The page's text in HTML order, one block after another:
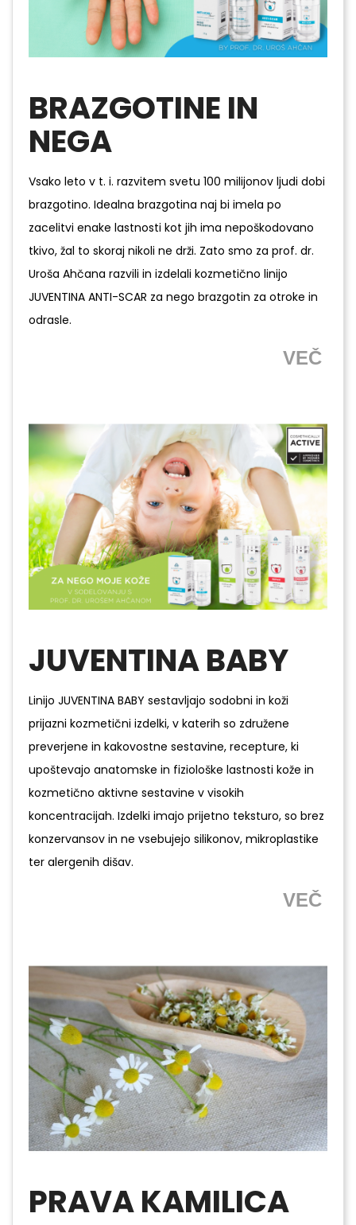
BRAZGOTINE IN
NEGA
Vsako leto v t. i. razvitem svetu 100 milijonov ljudi dobi
brazgotino. Idealna brazgotina naj bi imela po
zacelitvi enake lastnosti kot jih ima nepoškodovano
tkivo, žal to skoraj nikoli ne drži. Zato smo za prof. dr.
Uroša Ahčana razvili in izdelali kozmetično linijo
JUVENTINA ANTI-SCAR za nego brazgotin za otroke in
odrasle.
VEČ
JUVENTINA BABY
Linijo JUVENTINA BABY sestavljajo sodobni in koži
prijazni kozmetični izdelki, v katerih so združene
preverjene in kakovostne sestavine, recepture, ki
upoštevajo anatomske in fiziološke lastnosti kože in
kozmetično aktivne sestavine v visokih
koncentracijah. Izdelki imajo prijetno teksturo, so brez
konzervansov in ne vsebujejo silikonov, mikroplastike
ter alergenih dišav.
VEČ
PRAVA KAMILICA